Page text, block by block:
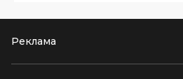
Реклама